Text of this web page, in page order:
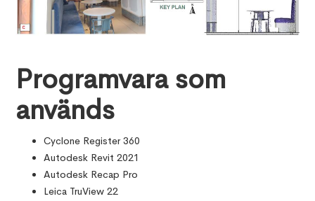
Programvara som
används
Cyclone Register 360
Autodesk Revit 2021
Autodesk Recap Pro
Leica TruView 22